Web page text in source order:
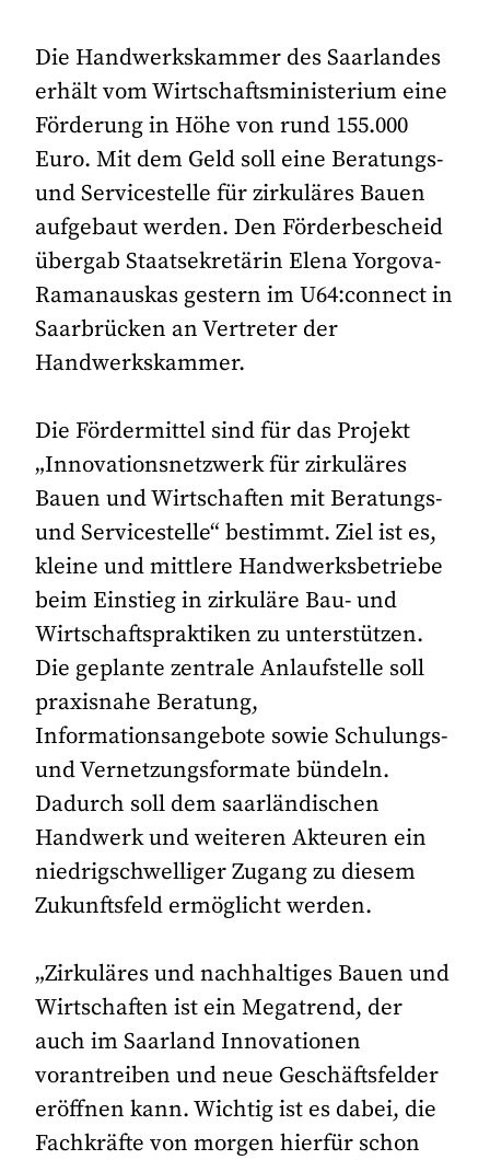
Die Handwerkskammer des Saarlandes
erhält vom Wirtschaftsministerium eine
Förderung in Höhe von rund 155.000
Euro. Mit dem Geld soll eine Beratungs-
und Servicestelle für zirkuläres Bauen
aufgebaut werden. Den Förderbescheid
übergab Staatsekretärin Elena Yorgova-
Ramanauskas gestern im U64:connect in
Saarbrücken an Vertreter der
Handwerkskammer.
Die Fördermittel sind für das Projekt
„Innovationsnetzwerk für zirkuläres
Bauen und Wirtschaften mit Beratungs-
und Servicestelle“ bestimmt. Ziel ist es,
kleine und mittlere Handwerksbetriebe
beim Einstieg in zirkuläre Bau- und
Wirtschaftspraktiken zu unterstützen.
Die geplante zentrale Anlaufstelle soll
praxisnahe Beratung,
Informationsangebote sowie Schulungs-
und Vernetzungsformate bündeln.
Dadurch soll dem saarländischen
Handwerk und weiteren Akteuren ein
niedrigschwelliger Zugang zu diesem
Zukunftsfeld ermöglicht werden.
„Zirkuläres und nachhaltiges Bauen und
Wirtschaften ist ein Megatrend, der
auch im Saarland Innovationen
vorantreiben und neue Geschäftsfelder
eröffnen kann. Wichtig ist es dabei, die
Fachkräfte von morgen hierfür schon